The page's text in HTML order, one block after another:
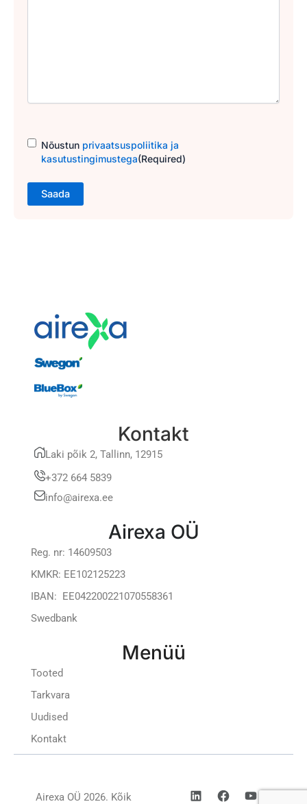
Consent(Required)
Nõustun privaatsuspoliitika ja
kasutustingimustega(Required)
Kontakt
Laki põik 2, Tallinn, 12915
+372 664 5839
info@airexa.ee
Airexa OÜ
Reg. nr: 14609503
KMKR: EE102125223
IBAN: EE042200221070558361
Swedbank
Menüü
Tooted
Tarkvara
Uudised
Kontakt
Airexa OÜ 2026. Kõik